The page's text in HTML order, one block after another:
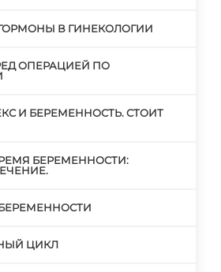
В ГИНЕКОЛОГИИ
ОПЕРАЦИЕЙ ПО
И БЕРЕМЕННОСТЬ. СТОИТ
БЕРЕМЕННОСТИ:
ЦИКЛ